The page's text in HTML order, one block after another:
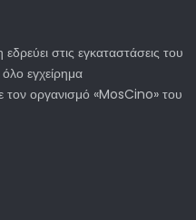
στις εγκαταστάσεις του
εγχείρημα
τον οργανισμό «MosCino» του